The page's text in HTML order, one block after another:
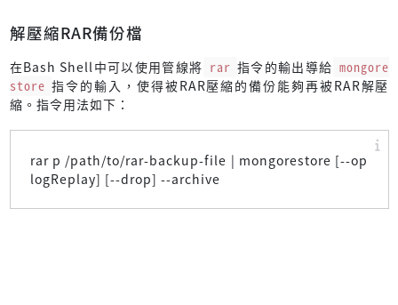
解壓縮RAR備份檔
在Bash Shell中可以使用管線將 rar 指令的輸出導給 mongore
store 指令的輸入，使得被RAR壓縮的備份能夠再被RAR解壓
縮。指令用法如下：
rar p /path/to/rar-backup-file | mongorestore [--op
logReplay] [--drop] --archive